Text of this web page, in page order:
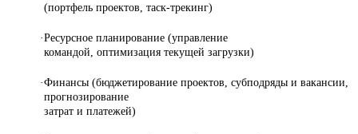
(портфель проектов, таск-трекинг)
·Ресурсное планирование (управление
командой, оптимизация текущей загрузки)
·Финансы (бюджетирование проектов, субподряды и вакансии,
прогнозирование
затрат и платежей)